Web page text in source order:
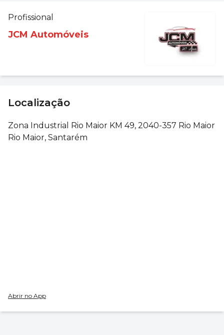
Profissional
JCM Automóveis
Localização
Zona Industrial Rio Maior KM 49, 2040-357 Rio Maior
Rio Maior, Santarém
Abrir no App